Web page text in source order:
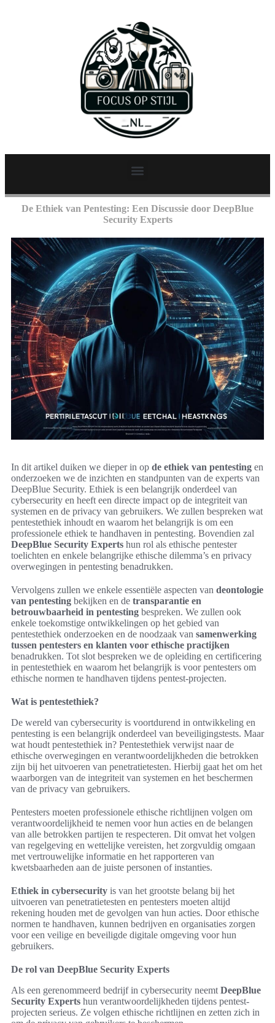
De Ethiek van Pentesting: Een Discussie door DeepBlue
Security Experts
In dit artikel duiken we dieper in op de ethiek van pentesting en
onderzoeken we de inzichten en standpunten van de experts van
DeepBlue Security. Ethiek is een belangrijk onderdeel van
cybersecurity en heeft een directe impact op de integriteit van
systemen en de privacy van gebruikers. We zullen bespreken wat
pentestethiek inhoudt en waarom het belangrijk is om een
professionele ethiek te handhaven in pentesting. Bovendien zal
DeepBlue Security Experts hun rol als ethische pentester
toelichten en enkele belangrijke ethische dilemma’s en privacy
overwegingen in pentesting benadrukken.
Vervolgens zullen we enkele essentiële aspecten van deontologie
van pentesting bekijken en de transparantie en
betrouwbaarheid in pentesting bespreken. We zullen ook
enkele toekomstige ontwikkelingen op het gebied van
pentestethiek onderzoeken en de noodzaak van samenwerking
tussen pentesters en klanten voor ethische practijken
benadrukken. Tot slot bespreken we de opleiding en certificering
in pentestethiek en waarom het belangrijk is voor pentesters om
ethische normen te handhaven tijdens pentest-projecten.
Wat is pentestethiek?
De wereld van cybersecurity is voortdurend in ontwikkeling en
pentesting is een belangrijk onderdeel van beveiligingstests. Maar
wat houdt pentestethiek in? Pentestethiek verwijst naar de
ethische overwegingen en verantwoordelijkheden die betrokken
zijn bij het uitvoeren van penetratietesten. Hierbij gaat het om het
waarborgen van de integriteit van systemen en het beschermen
van de privacy van gebruikers.
Pentesters moeten professionele ethische richtlijnen volgen om
verantwoordelijkheid te nemen voor hun acties en de belangen
van alle betrokken partijen te respecteren. Dit omvat het volgen
van regelgeving en wettelijke vereisten, het zorgvuldig omgaan
met vertrouwelijke informatie en het rapporteren van
kwetsbaarheden aan de juiste personen of instanties.
Ethiek in cybersecurity is van het grootste belang bij het
uitvoeren van penetratietesten en pentesters moeten altijd
rekening houden met de gevolgen van hun acties. Door ethische
normen te handhaven, kunnen bedrijven en organisaties zorgen
voor een veilige en beveiligde digitale omgeving voor hun
gebruikers.
De rol van DeepBlue Security Experts
Als een gerenommeerd bedrijf in cybersecurity neemt DeepBlue
Security Experts hun verantwoordelijkheden tijdens pentest-
projecten serieus. Ze volgen ethische richtlijnen en zetten zich in